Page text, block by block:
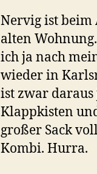
Nervig ist beim
alten
ich ja nach
wieder in
ist zwar
Klappkisten
großer Sack
Kombi. Hurra.